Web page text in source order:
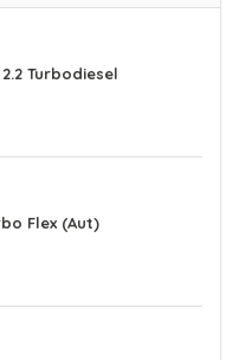
Turbodiesel
Flex (Aut)